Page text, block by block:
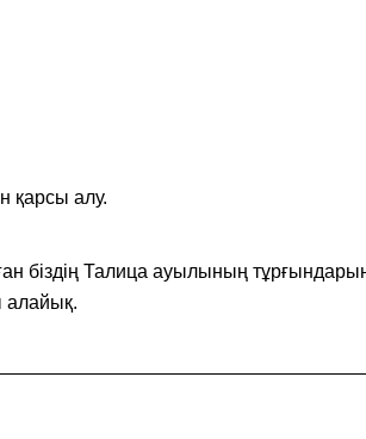
қарсы алу.
біздің Талица ауылының
алайық.